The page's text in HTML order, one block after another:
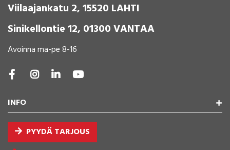
Viilaajankatu 2, 15520 LAHTI
Sinikellontie 12, 01300 VANTAA
Avoinna ma-pe 8-16
INFO
PYYDÄ TARJOUS